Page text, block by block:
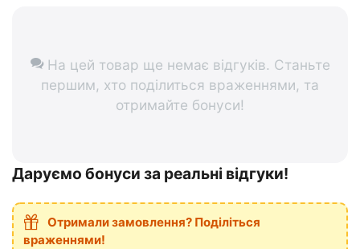
На цей товар ще немає відгуків. Станьте
першим, хто поділиться враженнями, та
отримайте бонуси!
Даруємо бонуси за реальні відгуки!
Отримали замовлення? Поділіться
враженнями!